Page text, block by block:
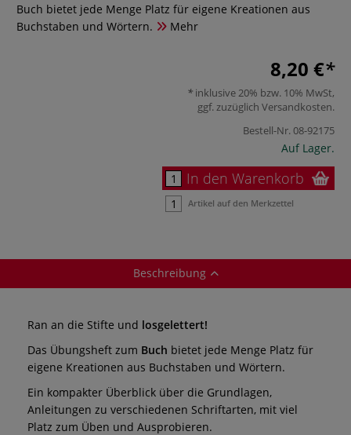
Buch bietet jede Menge Platz für eigene Kreationen aus
Buchstaben und Wörtern.
Mehr
8,20 €
inklusive 20% bzw. 10% MwSt,
ggf. zuzüglich Versandkosten.
Bestell-Nr.08-92175
Auf Lager.
In den Warenkorb
Artikel auf den Merkzettel
Beschreibung
Ran an die Stifte und losgelettert!
Das Übungsheft zum Buch bietet jede Menge Platz für
eigene Kreationen aus Buchstaben und Wörtern.
Ein kompakter Überblick über die Grundlagen,
Anleitungen zu verschiedenen Schriftarten, mit viel
Platz zum Üben und Ausprobieren.